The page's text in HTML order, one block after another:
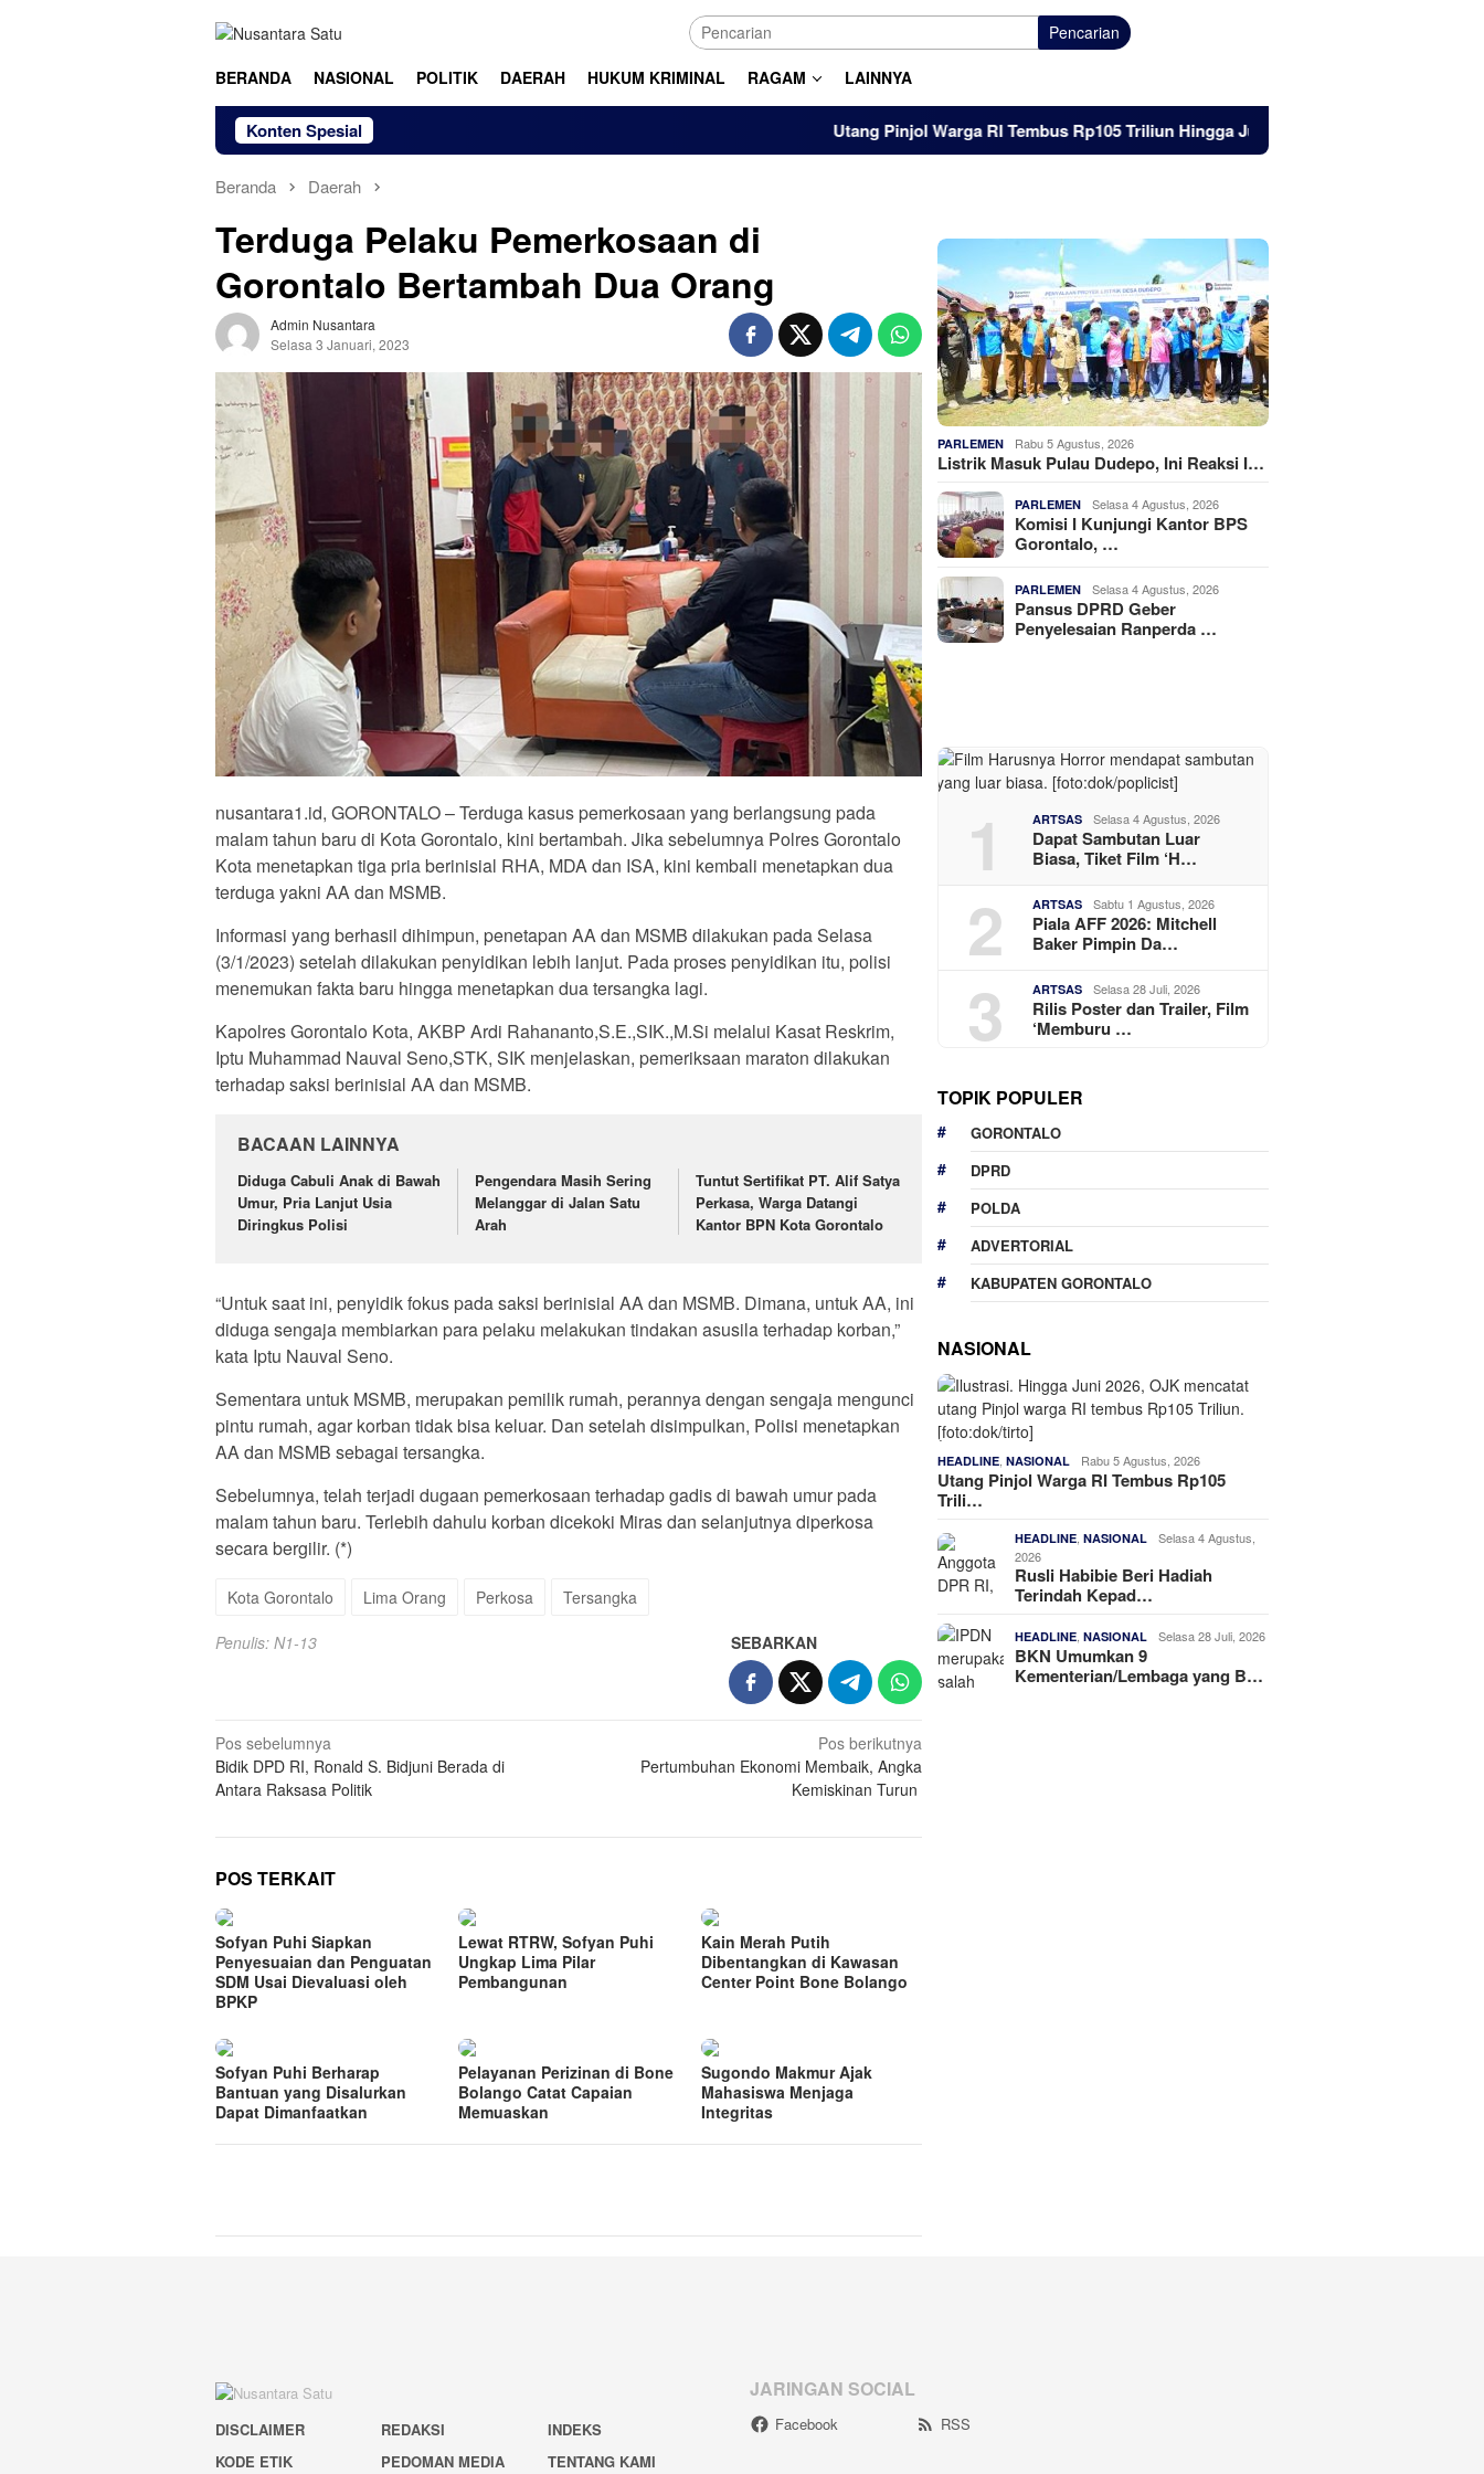
Pencarian
BERANDA NASIONAL POLITIK DAERAH HUKUM KRIMINAL RAGAM LAINNYA
Konten Spesial Utang Pinjol Warga RI Tembus Rp105 Triliun Hingga Juni 2026
Beranda Daerah
Terduga Pelaku Pemerkosaan di
Gorontalo Bertambah Dua Orang
Admin Nusantara
Selasa 3 Januari, 2023
nusantara1.id, GORONTALO – Terduga kasus pemerkosaan yang berlangsung pada
malam tahun baru di Kota Gorontalo, kini bertambah. Jika sebelumnya Polres Gorontalo
Kota menetapkan tiga pria berinisial RHA, MDA dan ISA, kini kembali menetapkan dua
terduga yakni AA dan MSMB.
Informasi yang berhasil dihimpun, penetapan AA dan MSMB dilakukan pada Selasa
(3/1/2023) setelah dilakukan penyidikan lebih lanjut. Pada proses penyidikan itu, polisi
menemukan fakta baru hingga menetapkan dua tersangka lagi.
Kapolres Gorontalo Kota, AKBP Ardi Rahananto,S.E.,SIK.,M.Si melalui Kasat Reskrim,
Iptu Muhammad Nauval Seno,STK, SIK menjelaskan, pemeriksaan maraton dilakukan
terhadap saksi berinisial AA dan MSMB.
BACAAN LAINNYA
Diduga Cabuli Anak di Bawah
Umur, Pria Lanjut Usia
Diringkus Polisi
Pengendara Masih Sering
Melanggar di Jalan Satu
Arah
Tuntut Sertifikat PT. Alif Satya
Perkasa, Warga Datangi
Kantor BPN Kota Gorontalo
“Untuk saat ini, penyidik fokus pada saksi berinisial AA dan MSMB. Dimana, untuk AA, ini
diduga sengaja membiarkan para pelaku melakukan tindakan asusila terhadap korban,”
kata Iptu Nauval Seno.
Sementara untuk MSMB, merupakan pemilik rumah, perannya dengan sengaja mengunci
pintu rumah, agar korban tidak bisa keluar. Dan setelah disimpulkan, Polisi menetapkan
AA dan MSMB sebagai tersangka.
Sebelumnya, telah terjadi dugaan pemerkosaan terhadap gadis di bawah umur pada
malam tahun baru. Terlebih dahulu korban dicekoki Miras dan selanjutnya diperkosa
secara bergilir. (*)
Kota Gorontalo Lima Orang Perkosa Tersangka
Penulis: N1-13 SEBARKAN
Navigasi
pos
Pos sebelumnya
Bidik DPD RI, Ronald S. Bidjuni Berada di
Antara Raksasa Politik
Pos berikutnya
Pertumbuhan Ekonomi Membaik, Angka
Kemiskinan Turun
POS TERKAIT
Sofyan Puhi Siapkan
Penyesuaian dan Penguatan
SDM Usai Dievaluasi oleh
BPKP
Lewat RTRW, Sofyan Puhi
Ungkap Lima Pilar
Pembangunan
Kain Merah Putih
Dibentangkan di Kawasan
Center Point Bone Bolango
Sofyan Puhi Berharap
Bantuan yang Disalurkan
Dapat Dimanfaatkan
Pelayanan Perizinan di Bone
Bolango Catat Capaian
Memuaskan
Sugondo Makmur Ajak
Mahasiswa Menjaga
Integritas
PARLEMEN Rabu 5 Agustus, 2026
Listrik Masuk Pulau Dudepo, Ini Reaksi I…
PARLEMEN Selasa 4 Agustus, 2026
Komisi I Kunjungi Kantor BPS
Gorontalo, …
PARLEMEN Selasa 4 Agustus, 2026
Pansus DPRD Geber
Penyelesaian Ranperda …
1 ARTSAS Selasa 4 Agustus, 2026
Dapat Sambutan Luar
Biasa, Tiket Film ‘H…
2 ARTSAS Sabtu 1 Agustus, 2026
Piala AFF 2026: Mitchell
Baker Pimpin Da…
3 ARTSAS Selasa 28 Juli, 2026
Rilis Poster dan Trailer, Film
‘Memburu …
TOPIK POPULER
GORONTALO
DPRD
POLDA
ADVERTORIAL
KABUPATEN GORONTALO
NASIONAL
HEADLINE ,NASIONAL Rabu 5 Agustus, 2026
Utang Pinjol Warga RI Tembus Rp105
Trili…
HEADLINE ,NASIONAL
Selasa 4 Agustus,
2026
Rusli Habibie Beri Hadiah
Terindah Kepad…
HEADLINE ,NASIONAL Selasa 28 Juli, 2026
BKN Umumkan 9
Kementerian/Lembaga yang B…
DISCLAIMER REDAKSI
INDEKS
KODE ETIK
PEDOMAN MEDIA
TENTANG KAMI
JARINGAN SOCIAL
Facebook RSS